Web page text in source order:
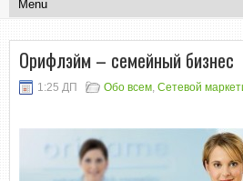
Орифлэйм – семейный бизнес
1:25 ДП Обо всем, Сетевой